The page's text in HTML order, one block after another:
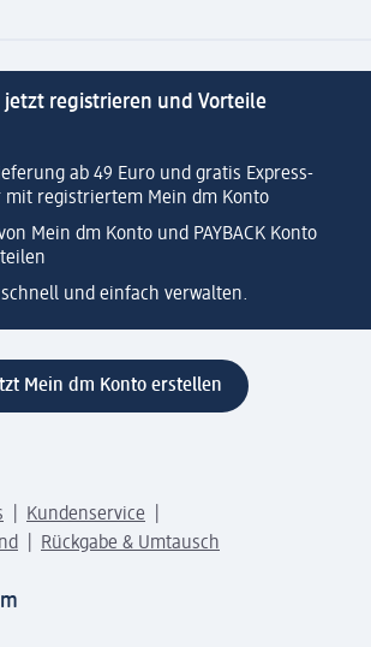
jetzt registrieren und Vorteile
ab 49 Euro und gratis Express-
mit registriertem Mein dm Konto
Mein dm Konto und PAYBACK Konto
und einfach verwalten.
Mein dm Konto erstellen
Kundenservice
Rückgabe & Umtausch